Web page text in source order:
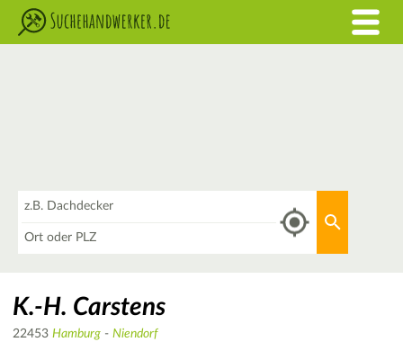
K.-H. Carstens
22453 Hamburg - Niendorf